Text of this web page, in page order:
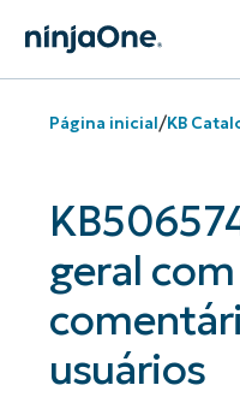
Página inicial/KB
geral
usuários